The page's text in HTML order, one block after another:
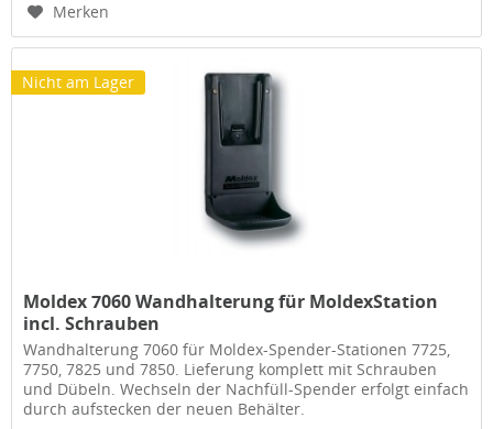
Merken
Nicht am Lager
Moldex 7060 Wandhalterung für MoldexStation
incl. Schrauben
Wandhalterung 7060 für Moldex-Spender-Stationen 7725,
7750, 7825 und 7850. Lieferung komplett mit Schrauben
und Dübeln. Wechseln der Nachfüll-Spender erfolgt einfach
durch aufstecken der neuen Behälter.